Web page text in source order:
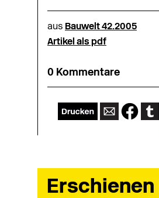
aus Bauwelt 42.2005
Artikel als pdf
0 Kommentare
Erschienen